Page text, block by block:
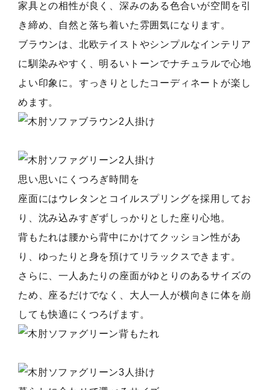
家具との相性が良く、深みのある色合いが空間を引
き締め、自然と落ち着いた雰囲気になります。
ブラウンは、北欧テイストやシンプルなインテリア
に馴染みやすく、明るいトーンでナチュラルで心地
よい印象に。すっきりとしたコーディネートが楽し
めます。
思い思いにくつろぎ時間を
座面にはウレタンとコイルスプリングを採用してお
り、沈み込みすぎずしっかりとした座り心地。
背もたれは腰から背中にかけてクッション性があ
り、ゆったりと身を預けてリラックスできます。
さらに、一人あたりの座面がゆとりのあるサイズの
ため、座るだけでなく、大人一人が横向きに体を崩
しても快適にくつろげます。